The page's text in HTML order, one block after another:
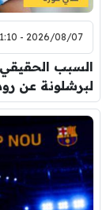
2026/08/07 - 01:10
السبب
لبرشلونة عن